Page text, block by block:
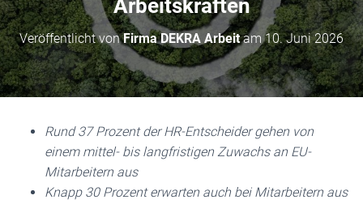
M
S
C
H
A
L
Arbeitskräften
Veröffentlicht vonFirma DEKRA Arbeitam10. Juni 2026
Rund 37 Prozent der HR-Entscheider gehen von
einem mittel- bis langfristigen Zuwachs an EU-
Mitarbeitern aus
Knapp 30 Prozent erwarten auch bei Mitarbeitern aus